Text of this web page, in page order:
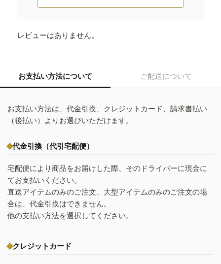
レビューはありません。
お支払い方法について ご配送について
お支払い方法は、代金引換、クレジットカード、請求書払い
（後払い）よりお選びいただけます。
代金引換（代引宅配便）
宅配便により商品をお届けした際、そのドライバーに現金に
てお支払いください。
直送アイテムのみのご注文、大型アイテムのみのご注文の場
合は、代金引換はできません。
他の支払い方法を選択してください。
クレジットカード